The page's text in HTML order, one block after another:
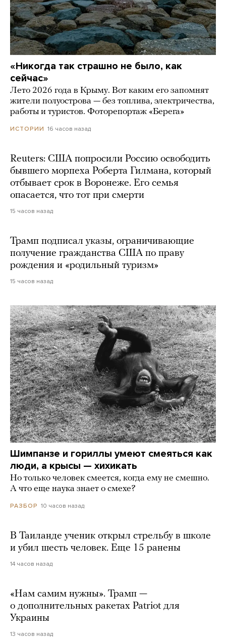
«Никогда так страшно не было, как
сейчас»
Лето 2026 года в Крыму. Вот каким его запомнят
жители полуострова — без топлива, электричества,
работы и туристов. Фоторепортаж «Берега»
ИСТОРИИ 16 часов назад
Reuters: США попросили Россию освободить
бывшего морпеха Роберта Гилмана, который
отбывает срок в Воронеже. Его семья
опасается, что тот при смерти
15 часов назад
Трамп подписал указы, ограничивающие
получение гражданства США по праву
рождения и «родильный туризм»
15 часов назад
Шимпанзе и гориллы умеют смеяться как
люди, а крысы — хихикать
Но только человек смеется, когда ему не смешно.
А что еще наука знает о смехе?
РАЗБОР 10 часов назад
В Таиланде ученик открыл стрельбу в школе
и убил шесть человек. Еще 15 ранены
14 часов назад
«Нам самим нужны». Трамп —
о дополнительных ракетах Patriot для
Украины
13 часов назад